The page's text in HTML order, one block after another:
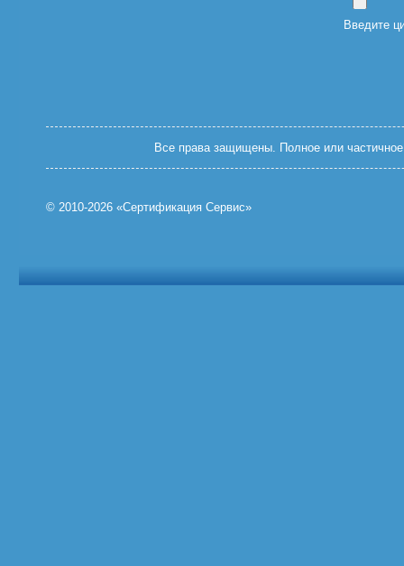
Введите
Все права защищены. Полное или частичное
© 2010-2026 «Сертификация Сервис»